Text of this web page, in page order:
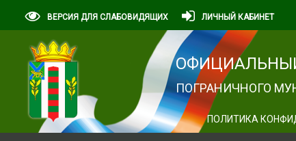
ВЕРСИЯ ДЛЯ СЛАБОВИДЯЩИХ ЛИЧНЫЙ КАБИНЕТ
ПОГРАНИЧНОГО
ПОЛИТИКА